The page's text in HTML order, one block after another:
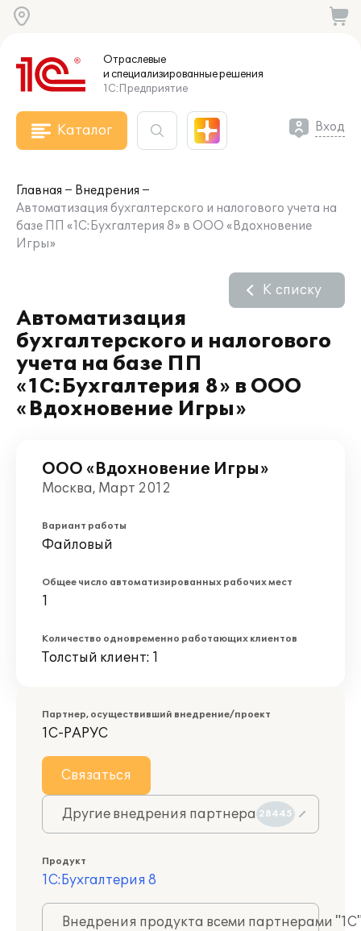
Отраслевые
и специализированныерешения
1С:Предприятие
Каталог Вход
Главная
Внедрения
Автоматизация бухгалтерского и налогового учета на
базе ПП «1С:Бухгалтерия 8» в ООО «Вдохновение
Игры»
Автоматизация
бухгалтерского и налогового
учета на базе ПП
«1С:Бухгалтерия 8» в ООО
«Вдохновение Игры»
К списку
ООО «Вдохновение Игры»
Москва, Март 2012
Вариант работы
Файловый
Общее число автоматизированных рабочих мест
1
Количество одновременно работающих клиентов
Толстый клиент: 1
Партнер, осуществивший внедрение/проект
1С-РАРУС
Связаться
Другие внедрения партнера 28445
Продукт
1С:Бухгалтерия 8
Внедрения продукта всеми партнерами